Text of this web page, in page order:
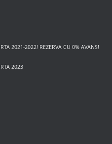
2021-2022! REZERVA CU 0% AVANS!
2023